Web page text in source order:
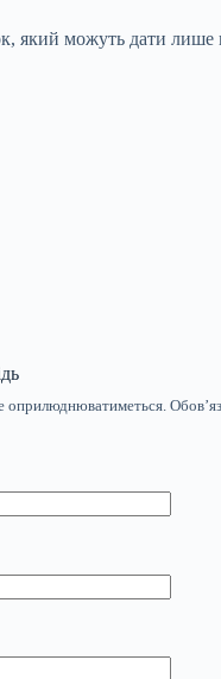
який можуть дати лише
оприлюднюватиметься.